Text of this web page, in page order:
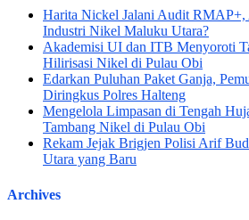
Harita Nickel Jalani Audit RMAP+,
Industri Nikel Maluku Utara?
Akademisi UI dan ITB Menyoroti
Hilirisasi Nikel di Pulau Obi
Edarkan Puluhan Paket Ganja,
Diringkus Polres Halteng
Mengelola Limpasan di Tengah
Tambang Nikel di Pulau Obi
Rekam Jejak Brigjen Polisi Arif
Utara yang Baru
Archives